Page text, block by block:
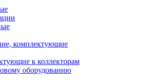
комплектующие
к коллекторам
оборудованию